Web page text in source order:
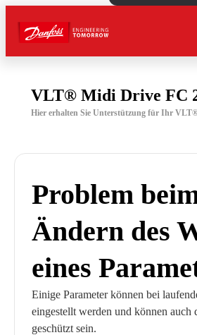
VLT® Midi Drive FC
Hier erhalten Sie Unterstützung für Ihr
Problem
Ändern des
eines
Einige Parameter können bei
eingestellt werden und können auch
geschützt sein.